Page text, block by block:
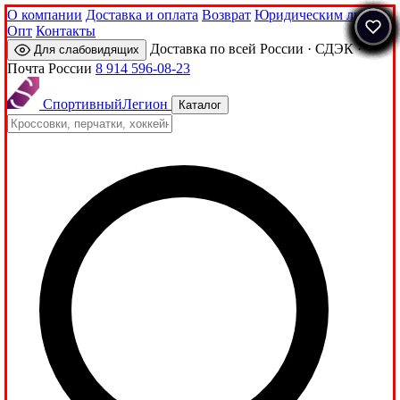
О компании Доставка и оплата Возврат Юридическим лицам
Опт Контакты
Для слабовидящих
Доставка по всей России · СДЭК ·
Почта России 8 914 596-08-23
СпортивныйЛегион Каталог